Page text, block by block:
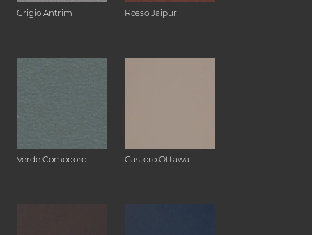
Grigio Antrim Rosso Jaipur
Verde Comodoro Castoro Ottawa